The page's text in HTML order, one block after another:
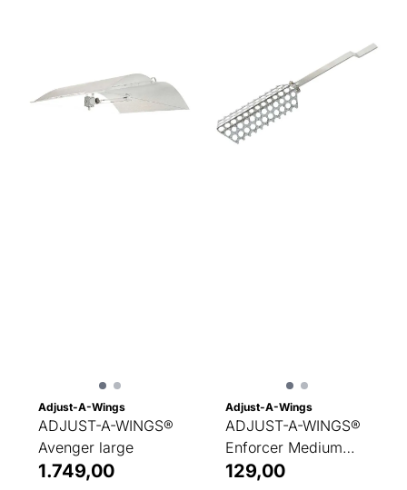
Adjust-A-Wings
ADJUST-A-WINGS®
Avenger large
1.749,00
Adjust-A-Wings
ADJUST-A-WINGS®
Enforcer Medium
Super Spreader
129,00